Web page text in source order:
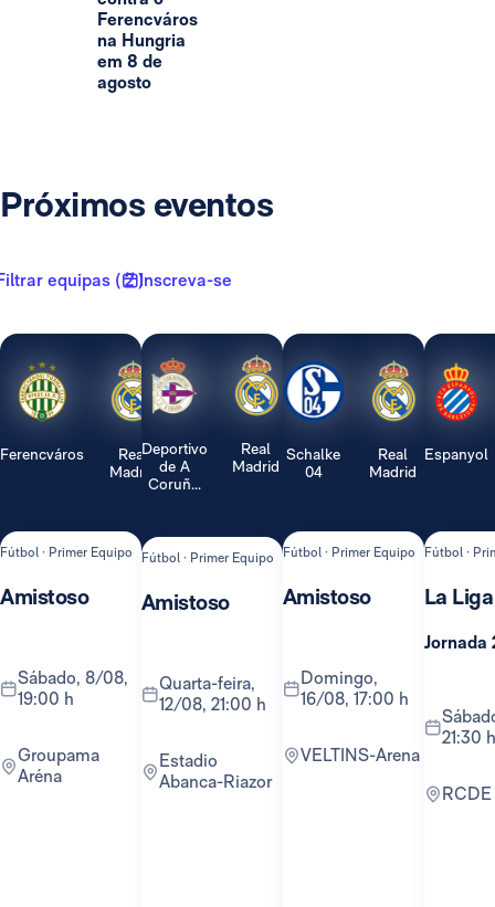
Ferencváros
na Hungria
em 8 de
agosto
Próximos eventos
equipas ( 2 )Inscreva-se
Ferencváros
Real
Madrid
Fútbol · Primer Equipo
Amistoso
sábado, 8/08,
19:00 h
Groupama
Aréna
Deportivo
de A
Coruñ...
Real
Madrid
Fútbol · Primer Equipo
Amistoso
quarta-feira,
12/08, 21:00 h
Estadio
Abanca-Riazor
Schalke
04
Real
Madrid
Fútbol · Primer Equipo
Amistoso
domingo,
16/08, 17:00 h
VELTINS-Arena
Espanyol
Fútbol ·
La Liga
Jornada
sábado, 22/08,
21:30 h